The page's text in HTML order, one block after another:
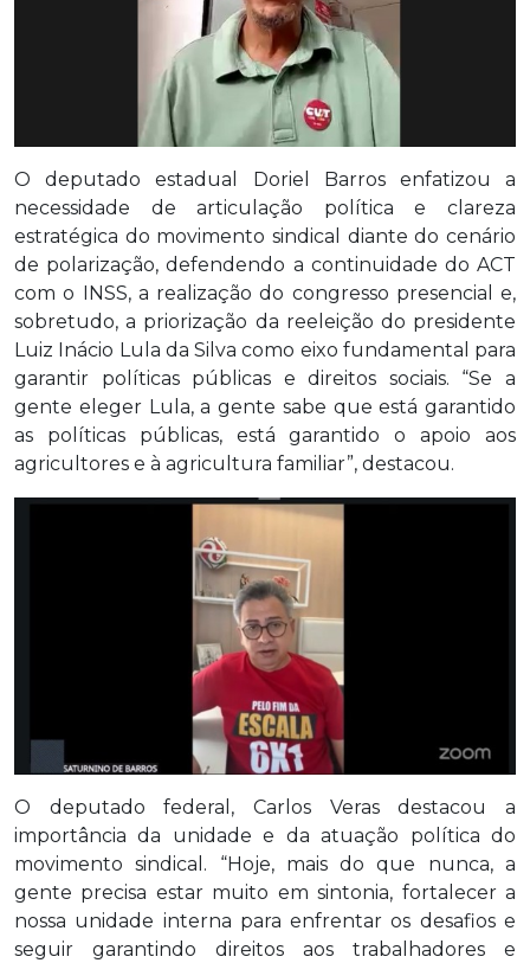
O deputado estadual Doriel Barros enfatizou a
necessidade de articulação política e clareza
estratégica do movimento sindical diante do cenário
de polarização, defendendo a continuidade do ACT
com o INSS, a realização do congresso presencial e,
sobretudo, a priorização da reeleição do presidente
Luiz Inácio Lula da Silva como eixo fundamental para
garantir políticas públicas e direitos sociais. “Se a
gente eleger Lula, a gente sabe que está garantido
as políticas públicas, está garantido o apoio aos
agricultores e à agricultura familiar”, destacou.
O deputado federal, Carlos Veras destacou a
importância da unidade e da atuação política do
movimento sindical. “Hoje, mais do que nunca, a
gente precisa estar muito em sintonia, fortalecer a
nossa unidade interna para enfrentar os desafios e
seguir garantindo direitos aos trabalhadores e